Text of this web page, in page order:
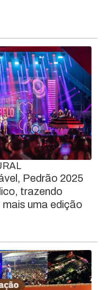
Pedrão 2025
trazendo
uma edição